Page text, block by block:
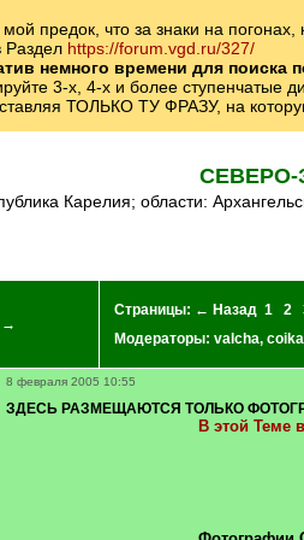
предок, что за знаки на
Раздел https://forum.vgd.ru/327/
немного времени для
3-х, 4-х и более ступенчатые
ТОЛЬКО ТУ ФРАЗУ, на
СЕВЕРО-
→
Страницы: ← Назад 1 2
Модераторы: valcha, coika
8 февраля 2005 10:55
ЗДЕСЬ РАЗМЕЩАЮТСЯ ТОЛЬКО
В этой Теме